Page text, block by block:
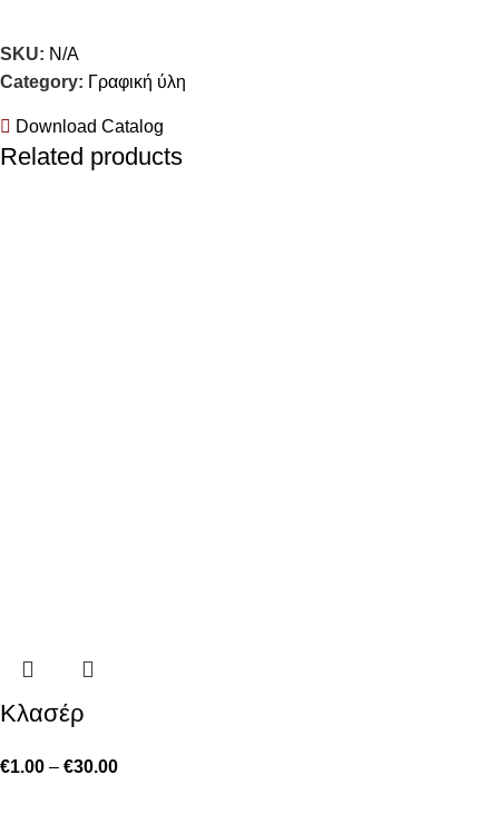
SKU: N/A
Category: Γραφική ύλη
Download Catalog
Related products
Κλασέρ
€1.00 – €30.00